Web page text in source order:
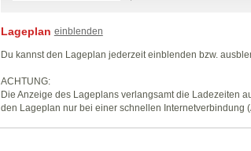
Lageplan einblenden
Du kannst den Lageplan jederzeit einblenden bzw.
ACHTUNG:
Die Anzeige des Lageplans verlangsamt die Ladezeiten
den Lageplan nur bei einer schnellen Internetverbindung